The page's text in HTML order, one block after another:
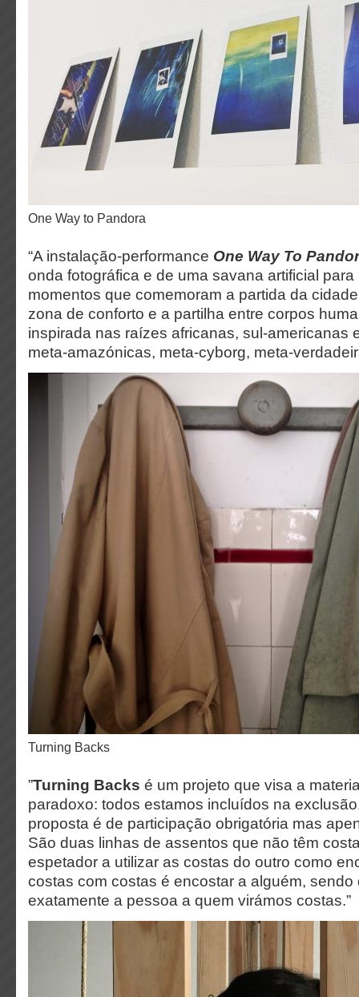
One Way to Pandora
“A instalação-performance One Way To
onda fotográfica e de uma savana artificial para
momentos que comemoram a partida da
zona de conforto e a partilha entre corpos
inspirada nas raízes africanas, sul-americanas
meta-amazónicas, meta-cyborg, meta-
Turning Backs
”Turning Backs é um projeto que visa a
paradoxo: todos estamos incluídos na
proposta é de participação obrigatória mas
São duas linhas de assentos que não têm
espetador a utilizar as costas do outro como
costas com costas é encostar a alguém,
exatamente a pessoa a quem virámos costas.”